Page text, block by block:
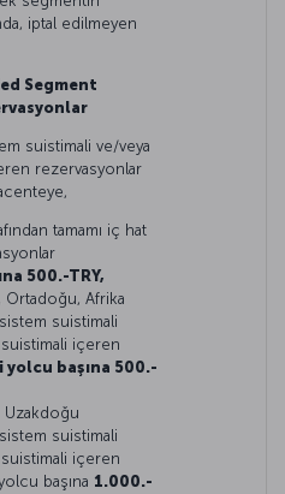
iptal edilmeyen
Segment
suistimali ve/veya
rezervasyonlar
tamamı iç hat
500.-TRY,
Ortadoğu, Afrika
sistem suistimali
içeren
yolcu başına 500.-
Uzakdoğu
sistem suistimali
içeren
başına 1.000.-